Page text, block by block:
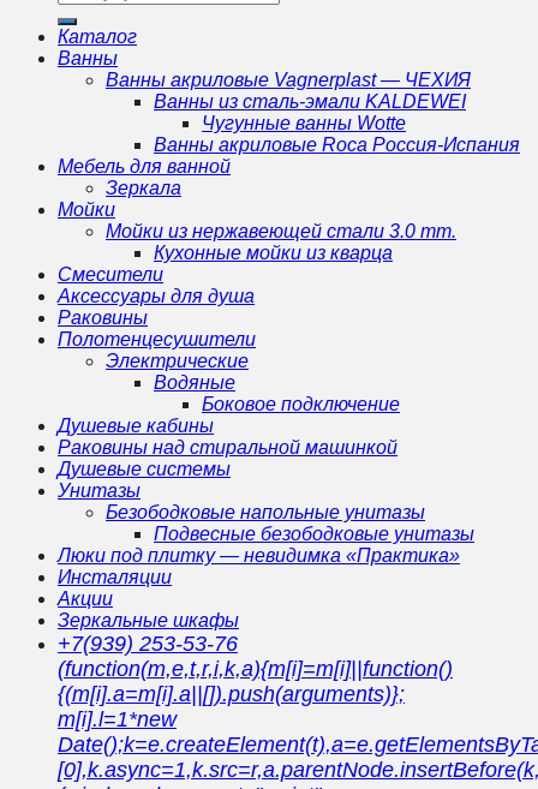
Каталог
Ванны
Ванны акриловые Vagnerplast — ЧЕХИЯ
Ванны из сталь-эмали KALDEWEI
Чугунные ванны Wotte
Ванны акриловые Roca Россия-Испания
Мебель для ванной
Зеркала
Мойки
Мойки из нержавеющей стали 3.0 mm.
Кухонные мойки из кварца
Смесители
Аксессуары для душа
Раковины
Полотенцесушители
Электрические
Водяные
Боковое подключение
Душевые кабины
Раковины над стиральной машинкой
Душевые системы
Унитазы
Безободковые напольные унитазы
Подвесные безободковые унитазы
Люки под плитку — невидимка «Практика»
Инсталяции
Акции
Зеркальные шкафы
+7(939) 253-53-76
(function(m,e,t,r,i,k,a){m[i]=m[i]||function()
{(m[i].a=m[i].a||[]).push(arguments)};
m[i].l=1*new